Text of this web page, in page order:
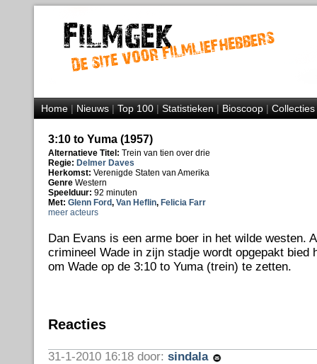
Home|Nieuws|Top 100|Statistieken|Bioscoop|Collecties
3:10 to Yuma (1957)
Alternatieve Titel: Trein van tien over drie
Regie: Delmer Daves
Herkomst: Verenigde Staten van Amerika
Genre Western
Speelduur: 92 minuten
Met: Glenn Ford, Van Heflin, Felicia Farr
meer acteurs
Dan Evans is een arme boer in het wilde westen.
crimineel Wade in zijn stadje wordt opgepakt bied
om Wade op de 3:10 to Yuma (trein) te zetten.
Reacties
31-1-2010 16:18 door: sindala